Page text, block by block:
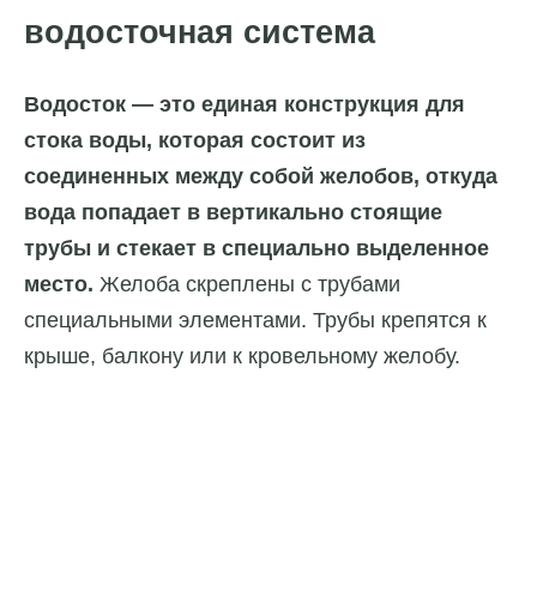
водосточная система
Водосток — это единая конструкция для
стока воды, которая состоит из
соединенных между собой желобов, откуда
вода попадает в вертикально стоящие
трубы и стекает в специально выделенное
место. Желоба скреплены с трубами
специальными элементами. Трубы крепятся к
крыше, балкону или к кровельному желобу.